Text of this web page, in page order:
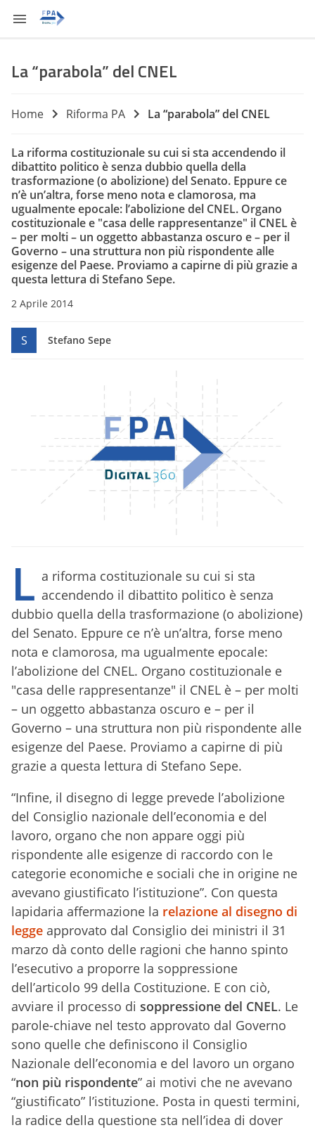
La “parabola” del CNEL
Home Riforma PA La “parabola” del CNEL
La riforma costituzionale su cui si sta accendendo il
dibattito politico è senza dubbio quella della
trasformazione (o abolizione) del Senato. Eppure ce
n’è un’altra, forse meno nota e clamorosa, ma
ugualmente epocale: l’abolizione del CNEL. Organo
costituzionale e "casa delle rappresentanze" il CNEL è
– per molti – un oggetto abbastanza oscuro e – per il
Governo – una struttura non più rispondente alle
esigenze del Paese. Proviamo a capirne di più grazie a
questa lettura di Stefano Sepe.
2 Aprile 2014
S Stefano Sepe
L a riforma costituzionale su cui si sta
accendendo il dibattito politico è senza
dubbio quella della trasformazione (o abolizione)
del Senato. Eppure ce n’è un’altra, forse meno
nota e clamorosa, ma ugualmente epocale:
l’abolizione del CNEL. Organo costituzionale e
"casa delle rappresentanze" il CNEL è – per molti
– un oggetto abbastanza oscuro e – per il
Governo – una struttura non più rispondente alle
esigenze del Paese. Proviamo a capirne di più
grazie a questa lettura di Stefano Sepe.
“Infine, il disegno di legge prevede l’abolizione
del Consiglio nazionale dell’economia e del
lavoro, organo che non appare oggi più
rispondente alle esigenze di raccordo con le
categorie economiche e sociali che in origine ne
avevano giustificato l’istituzione”. Con questa
lapidaria affermazione la relazione al disegno di
legge approvato dal Consiglio dei ministri il 31
marzo dà conto delle ragioni che hanno spinto
l’esecutivo a proporre la soppressione
dell’articolo 99 della Costituzione. E con ciò,
avviare il processo di soppressione del CNEL. Le
parole-chiave nel testo approvato dal Governo
sono quelle che definiscono il Consiglio
Nazionale dell’economia e del lavoro un organo
“non più rispondente” ai motivi che ne avevano
“giustificato” l’istituzione. Posta in questi termini,
la radice della questione sta nell’idea di dover